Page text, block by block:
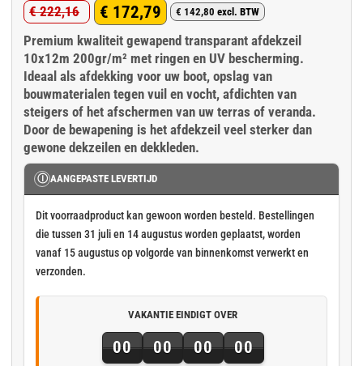
€222,16
Oorspronkelijke
prijs
was:
€ 222,16.
€ 172,79
Huidige
prijs
is:
€ 172,79.
€ 142,80 excl. BTW
Premium kwaliteit gewapend transparant afdekzeil
10x12m 200gr/m² met ringen en UV bescherming.
Ideaal als afdekking voor uw boot, opslag van
bouwmaterialen tegen vuil en vocht, afdichten van
steigers of het afschermen van uw terras of veranda.
Door de bewapening is het afdekzeil veel sterker dan
gewone dekzeilen en dekkleden.
Ⓘ AANGEPASTE LEVERTIJD
Dit voorraadproduct kan gewoon worden besteld. Bestellingen
die tussen 31 juli en 14 augustus worden geplaatst, worden
vanaf 15 augustus op volgorde van binnenkomst verwerkt en
verzonden.
VAKANTIE EINDIGT OVER
00 00 00 00